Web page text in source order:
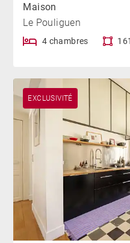
Maison
Le Pouliguen
4 chambres
EXCLUSIVITÉ